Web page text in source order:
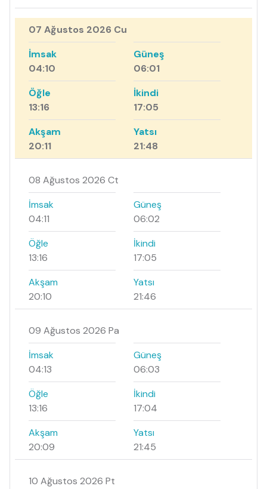
07 Ağustos 2026 Cu
İmsak
04:10
Güneş
06:01
Öğle
13:16
İkindi
17:05
Akşam
20:11
Yatsı
21:48
08 Ağustos 2026 Ct
İmsak
04:11
Güneş
06:02
Öğle
13:16
İkindi
17:05
Akşam
20:10
Yatsı
21:46
09 Ağustos 2026 Pa
İmsak
04:13
Güneş
06:03
Öğle
13:16
İkindi
17:04
Akşam
20:09
Yatsı
21:45
10 Ağustos 2026 Pt